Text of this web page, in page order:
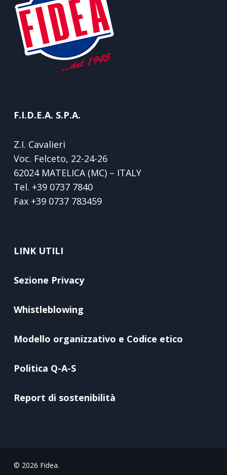
F.I.D.E.A. S.P.A.
Z.I. Cavalieri
Voc. Felceto, 22-24-26
62024 MATELICA (MC) – ITALY
Tel. +39 0737 7840
Fax +39 0737 783459
LINK UTILI
Sezione Privacy
Whistleblowing
Modello organizzativo e Codice etico
Politica Q-A-S
Report di sostenibilità
© 2026 Fidea.